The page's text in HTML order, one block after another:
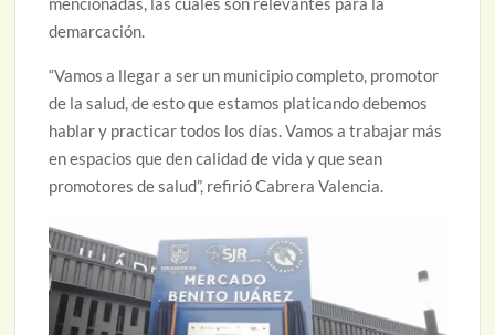
demarcación.
“Vamos a llegar a ser un municipio completo, promotor
de la salud, de esto que estamos platicando debemos
hablar y practicar todos los días. Vamos a trabajar más
en espacios que den calidad de vida y que sean
promotores de salud”, refirió Cabrera Valencia.